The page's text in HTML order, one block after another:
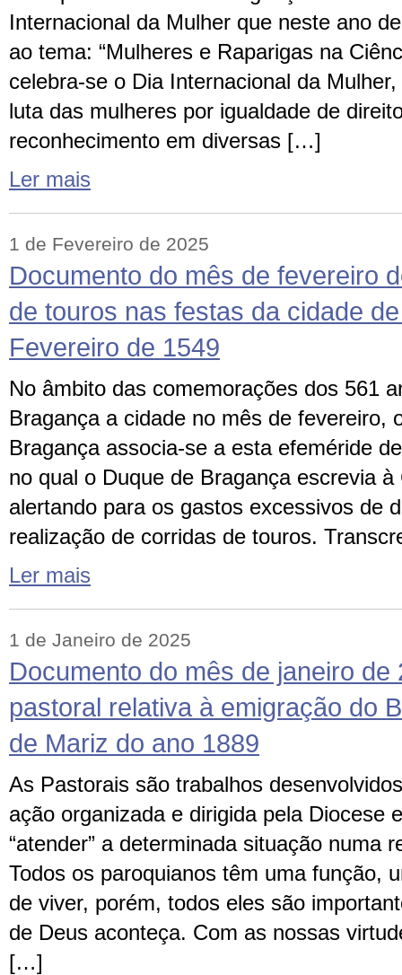
Internacional da Mulher que neste ano
ao tema: “Mulheres e Raparigas na
celebra-se o Dia Internacional da
luta das mulheres por igualdade de
reconhecimento em diversas […]
Ler mais
1 de Fevereiro de 2025
Documento do mês de fevereiro
de touros nas festas da cidade
Fevereiro de 1549
No âmbito das comemorações dos 561
Bragança a cidade no mês de fevereiro,
Bragança associa-se a esta efeméride
no qual o Duque de Bragança escrevia
alertando para os gastos excessivos de
realização de corridas de touros.
Ler mais
1 de Janeiro de 2025
Documento do mês de janeiro de
pastoral relativa à emigração do
de Mariz do ano 1889
As Pastorais são trabalhos
ação organizada e dirigida pela Diocese
“atender” a determinada situação numa
Todos os paroquianos têm uma função,
de viver, porém, todos eles são
de Deus aconteça. Com as nossas
[…]